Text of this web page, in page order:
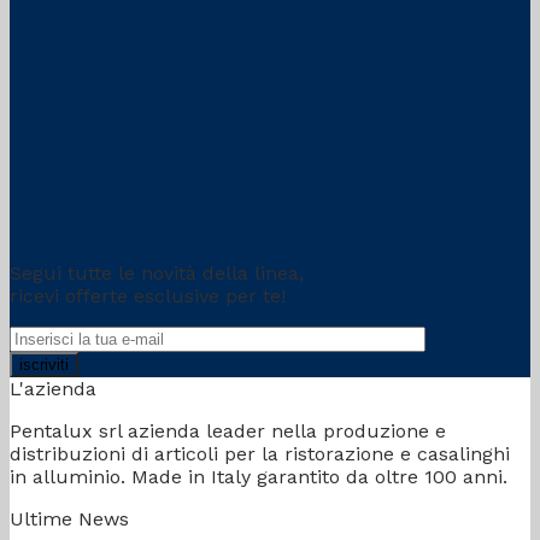
Segui tutte le novità della linea,
ricevi offerte esclusive per te!
L'azienda
Pentalux srl azienda leader nella produzione e
distribuzioni di articoli per la ristorazione e casalinghi
in alluminio. Made in Italy garantito da oltre 100 anni.
Ultime News